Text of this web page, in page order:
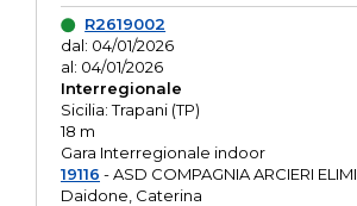
R2619002
dal: 04/01/2026
al: 04/01/2026
Interregionale
Sicilia: Trapani (TP)
18 m
Gara Interregionale indoor
19116 - ASD COMPAGNIA ARCIERI ELIMI
Daidone, Caterina